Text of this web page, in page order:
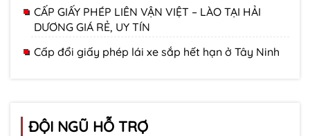
CẤP GIẤY PHÉP LIÊN VẬN VIỆT – LÀO TẠI HẢI
DƯƠNG GIÁ RẺ, UY TÍN
Cấp đổi giấy phép lái xe sắp hết hạn ở Tây Ninh
ĐỘI NGŨ HỖ TRỢ